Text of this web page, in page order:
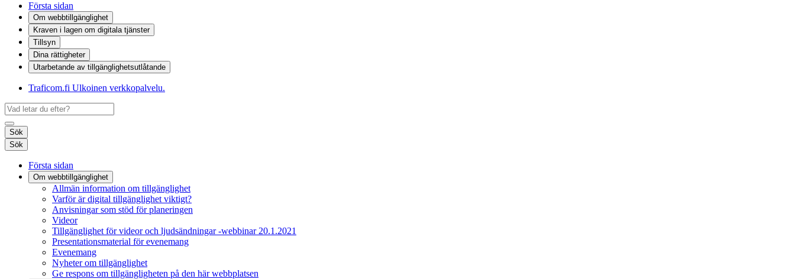
Första sidan
Om webbtillgänglighet
Kraven i lagen om digitala tjänster
Tillsyn
Dina rättigheter
Utarbetande av tillgänglighets­utlåtande
Traficom.fi Ulkoinen verkkopalvelu.
Sök
Sök
Första sidan
Om webbtillgänglighet
Allmän information om tillgänglighet
Varför är digital tillgänglighet viktigt?
Anvisningar som stöd för planeringen
Videor
Tillgänglighet för videor och ljudsändningar -webbinar 20.1.2021
Presentationsmaterial för evenemang
Evenemang
Nyheter om tillgänglighet
Ge respons om tillgängligheten på den här webbplatsen